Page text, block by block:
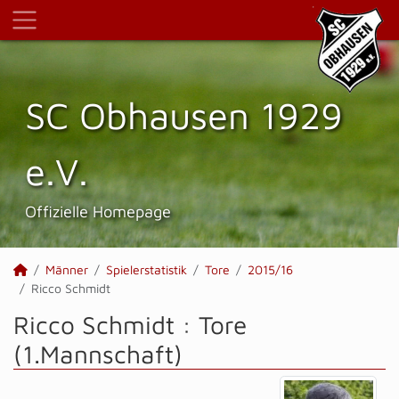
SC Obhausen 1929
e.V.
Offizielle Homepage
Männer Spielerstatistik Tore
2015/16
Ricco Schmidt
Ricco Schmidt : Tore
(1.Mannschaft)